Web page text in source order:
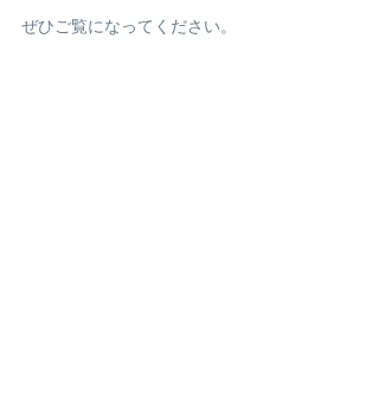
ぜひご覧になってください。